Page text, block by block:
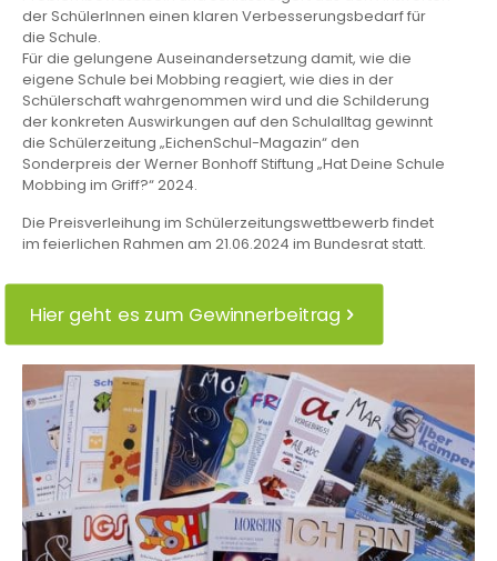
der SchülerInnen einen klaren Verbesserungsbedarf für
die Schule.
Für die gelungene Auseinandersetzung damit, wie die
eigene Schule bei Mobbing reagiert, wie dies in der
Schülerschaft wahrgenommen wird und die Schilderung
der konkreten Auswirkungen auf den Schulalltag gewinnt
die Schülerzeitung „EichenSchul-Magazin“ den
Sonderpreis der Werner Bonhoff Stiftung „Hat Deine Schule
Mobbing im Griff?“ 2024.
Die Preisverleihung im Schülerzeitungswettbewerb findet
im feierlichen Rahmen am 21.06.2024 im Bundesrat statt.
Hier geht es zum Gewinnerbeitrag